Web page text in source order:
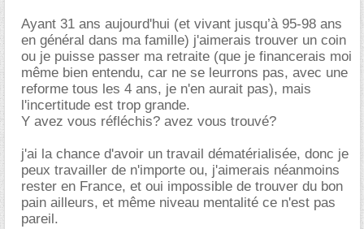
Ayant 31 ans aujourd'hui (et vivant jusqu’à 95-98 ans
en général dans ma famille) j'aimerais trouver un coin
ou je puisse passer ma retraite (que je financerais moi
même bien entendu, car ne se leurrons pas, avec une
reforme tous les 4 ans, je n'en aurait pas), mais
l'incertitude est trop grande.
Y avez vous réfléchis? avez vous trouvé?
j'ai la chance d'avoir un travail dématérialisée, donc je
peux travailler de n'importe ou, j'aimerais néanmoins
rester en France, et oui impossible de trouver du bon
pain ailleurs, et même niveau mentalité ce n'est pas
pareil.